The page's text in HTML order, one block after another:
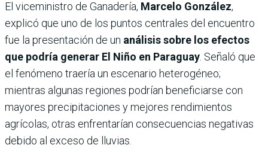
El viceministro de Ganadería, Marcelo González,
explicó que uno de los puntos centrales del encuentro
fue la presentación de un análisis sobre los efectos
que podría generar El Niño en Paraguay. Señaló que
el fenómeno traería un escenario heterogéneo;
mientras algunas regiones podrían beneficiarse con
mayores precipitaciones y mejores rendimientos
agrícolas, otras enfrentarían consecuencias negativas
debido al exceso de lluvias.